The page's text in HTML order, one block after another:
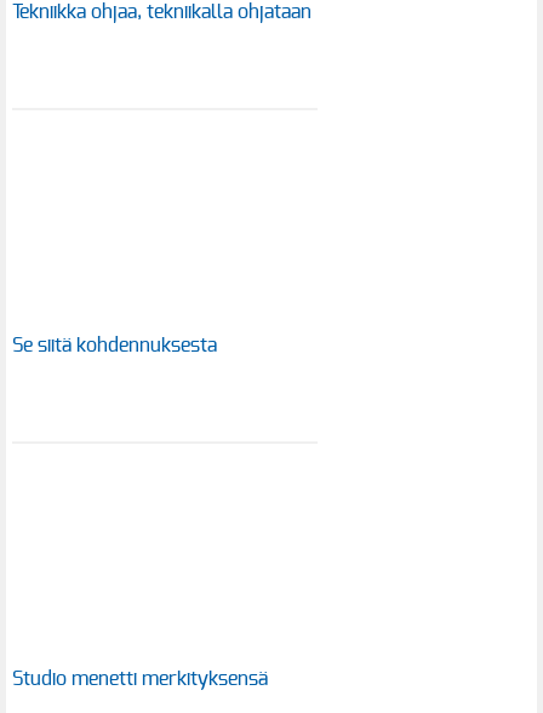
Tekniikka ohjaa, tekniikalla ohjataan
Se siitä kohdennuksesta
Studio menetti merkityksensä